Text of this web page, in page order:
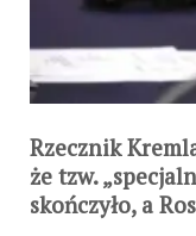
Rzecznik
że tzw.
skończyło, a